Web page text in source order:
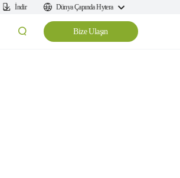
İndir Dünya Çapında Hytera
Bize Ulaşın